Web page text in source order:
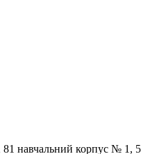
навчальний корпус № 1, 5